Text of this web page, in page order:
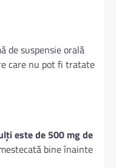
de suspensie orală
care nu pot fi tratate
este de 500 mg de
bine înainte